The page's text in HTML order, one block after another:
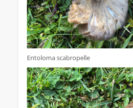
Entoloma scabropelle